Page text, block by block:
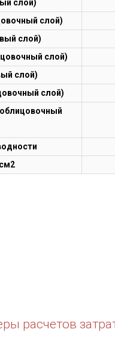
слой)
слой)
слой)
слой)
слой)
слой)
расчетов